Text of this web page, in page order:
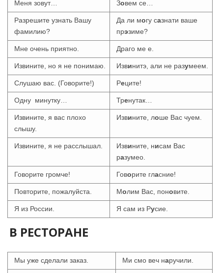
Меня зовут… Зовем се…
Разрешите узнать Вашу
фамилию?
Да ли могу сазнати ваше
прэзиме?
Мне очень приятно. Драго ме е.
Извините, но я не понимаю. Извинитэ, али не разумеем.
Слушаю вас. (Говорите!) Реците!
Одну минутку… Тренутак…
Извините, я вас плохо
слышу.
Извините, лоше Вас чуем.
Извините, я не расслышал. Извините, нисам Вас
разумео.
Говорите громче! Говорите гласние!
Повторите, пожалуйста. Молим Вас, поновите.
Я из России. Я сам из Русие.
В РЕСТОРАНЕ
Мы уже сделали заказ. Ми смо веч наручили.